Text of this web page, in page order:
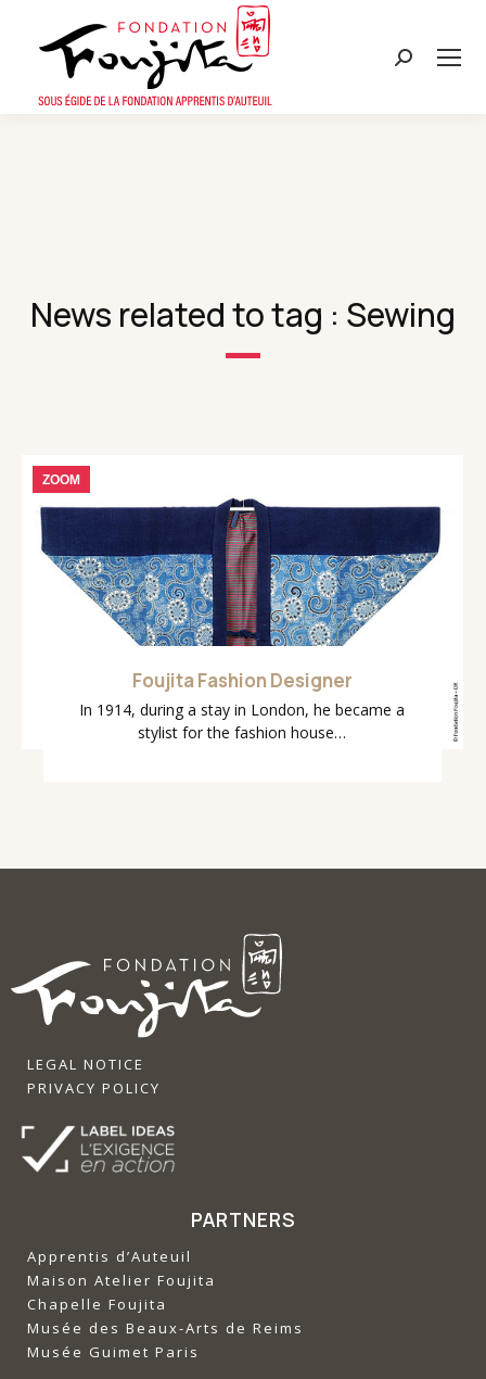
Search:
News related to tag : Sewing
ZOOM
Foujita Fashion Designer
In 1914, during a stay in London, he became a
stylist for the fashion house…
LEGAL NOTICE
PRIVACY POLICY
PARTNERS
Apprentis d’Auteuil
‍Maison Atelier Foujita
‍Chapelle Foujita
‍Musée des Beaux-Arts de Reims
‍Musée Guimet Paris